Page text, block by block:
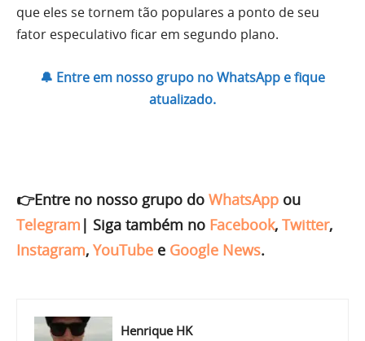
que eles se tornem tão populares a ponto de seu
fator especulativo ficar em segundo plano.
🔔 Entre em nosso grupo no WhatsApp e fique
atualizado.
👉Entre no nosso grupo do WhatsApp ou
Telegram | Siga também no Facebook, Twitter,
Instagram, YouTube e Google News.
Henrique HK